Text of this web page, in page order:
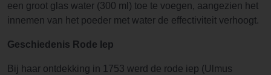
een groot glas water (300 ml) toe te voegen, aangezien het
innemen van het poeder met water de effectiviteit verhoogt.
Geschiedenis Rode Iep
Bij haar ontdekking in 1753 werd de rode iep (Ulmus